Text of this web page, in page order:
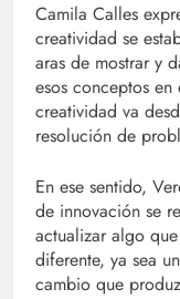
Camila Calles
creatividad se
aras de mostrar y
esos conceptos
creatividad va
resolución de
En ese sentido,
de innovación se
actualizar algo
diferente, ya sea
cambio que